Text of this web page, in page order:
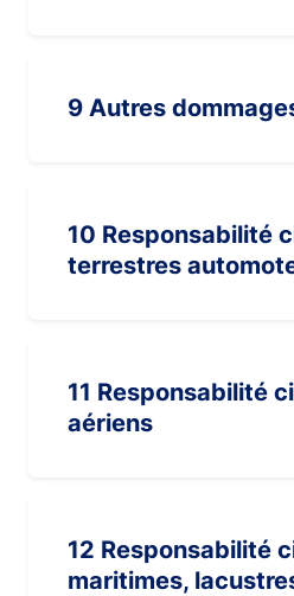
9 Autres
10 Responsabilité
terrestres
11 Responsabilité
aériens
12 Responsabilité
maritimes,